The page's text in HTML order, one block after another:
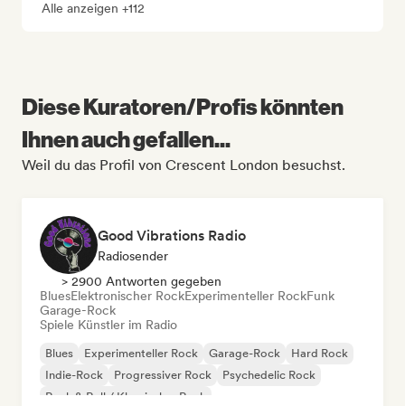
Alle anzeigen +112
Diese Kuratoren/Profis könnten
Ihnen auch gefallen...
Weil du das Profil von Crescent London besuchst.
Good Vibrations Radio
Radiosender
> 2900 Antworten gegeben
BluesElektronischer RockExperimenteller RockFunk
Garage-Rock
Spiele Künstler im Radio
Blues Experimenteller Rock Garage-Rock
Hard Rock
Indie-Rock
Progressiver Rock
Psychedelic Rock
Rock & Roll / Klassischer Rock